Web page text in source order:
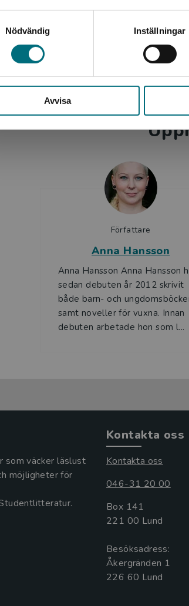
Nödvändig
Inställningar
Avvisa
Författare
Anna Hansson
Anna Hansson Anna Hansson
sedan debuten år 2012 skrivit
både barn- och
samt noveller för vuxna. Innan
debuten arbetade hon som l...
som väcker läslust
möjligheter för
Kontakta oss
Kontakta oss
046-31 20 00
Box 141
221 00 Lund
Besöksadress:
Åkergränden 1